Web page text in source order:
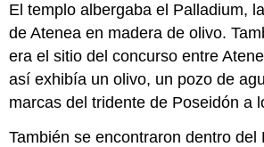
El templo albergaba el Palladium,
de Atenea en madera de olivo.
era el sitio del concurso entre
así exhibía un olivo, un pozo de
marcas del tridente de Poseidón a
También se encontraron dentro del